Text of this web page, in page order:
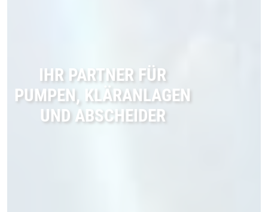
IHR PARTNER FÜR
PUMPEN, KLÄRANLAGEN
UND ABSCHEIDER